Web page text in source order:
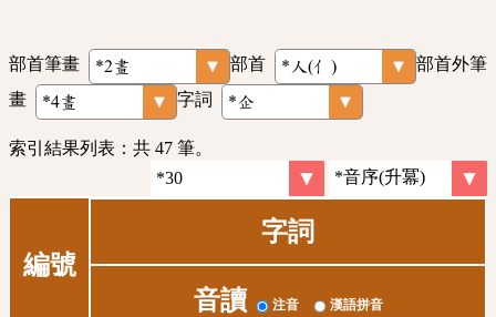
部首筆畫 部首
部首外筆
畫
字詞
索引結果列表：共 47 筆。
編號
字詞
音讀 注音 漢語拼音